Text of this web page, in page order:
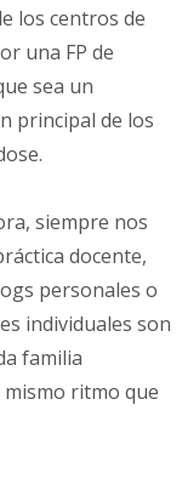
los centros de
una FP de
sea un
principal de los
siempre nos
docente,
personales o
individuales son
familia
ritmo que